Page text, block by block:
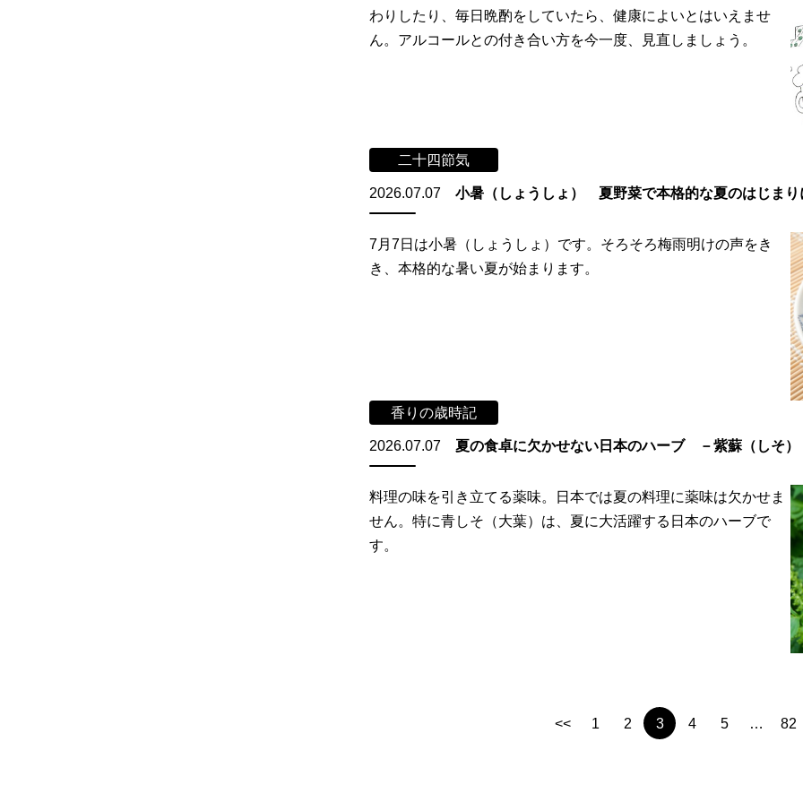
わりしたり、毎日晩酌をしていたら、健康によいとはいえませ
ん。アルコールとの付き合い方を今一度、見直しましょう。
二十四節気
2026.07.07 小暑（しょうしょ） 夏野菜で本格的な夏のはじまり
7月7日は小暑（しょうしょ）です。そろそろ梅雨明けの声をき
き、本格的な暑い夏が始まります。
香りの歳時記
2026.07.07 夏の食卓に欠かせない日本のハーブ －紫蘇（しそ）
料理の味を引き立てる薬味。日本では夏の料理に薬味は欠かせま
せん。特に青しそ（大葉）は、夏に大活躍する日本のハーブで
す。
<< 1 2 3 4 5 … 82